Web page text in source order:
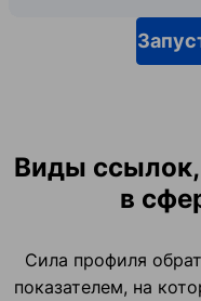
Виды
в
Сила профиля
показателем, на